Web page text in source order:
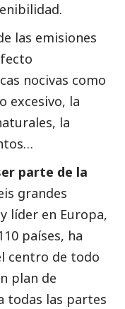
las emisiones
nocivas como
excesivo, la
la
parte de la
grandes
líder en Europa,
países, ha
centro de todo
plan de
todas las partes